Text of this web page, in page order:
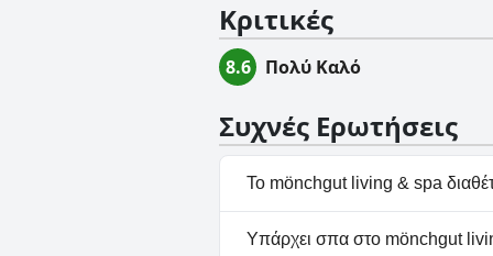
Κριτικές
8.6 Πολύ Καλό
Συχνές Ερωτήσεις
Το mönchgut living & spa
Όχι, το mönchgut living & spa
Υπάρχει σπα στο mönchgut